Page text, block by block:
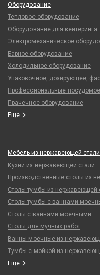
Оборудование
Тепловое оборудование
Оборудование для кейтеринга
Электромеханическое
Барное оборудование
Холодильное оборудование
Упаковочное, дозирующее,
Профессиональные
Прачечное оборудование
Еще
Мебель из нержавеющей стали
Кухни из нержавеющей стали
Производственные столы из
Столы-тумбы из нержавеющей
Столы-тумбы с ваннами
Столы с ваннами моечными
Столы для мучных работ
Ванны моечные из
Тумбы с мойкой из
Еще